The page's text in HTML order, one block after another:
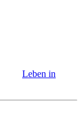
Leben in